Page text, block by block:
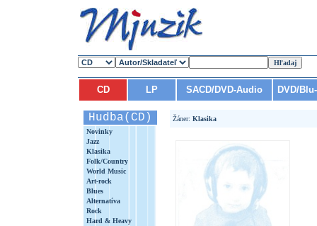
CD LP SACD/DVD-Audio DVD/
Hudba(CD)
Novinky
Jazz
Klasika
Folk/Country
World Music
Art-rock
Blues
Alternatíva
Rock
Hard & Heavy
Žáner: Klasika